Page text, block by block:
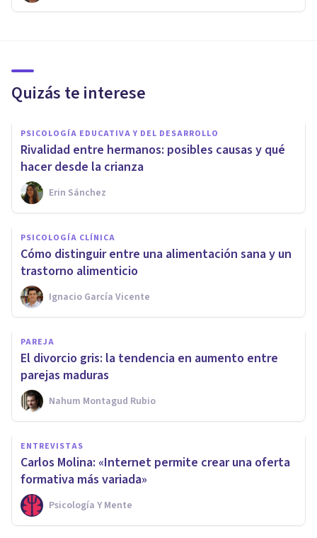
Quizás te interese
PSICOLOGÍA EDUCATIVA Y DEL DESARROLLO
Rivalidad entre hermanos: posibles causas y qué
hacer desde la crianza
Erin Sánchez
PSICOLOGÍA CLÍNICA
Cómo distinguir entre una alimentación sana y un
trastorno alimenticio
Ignacio García Vicente
PAREJA
El divorcio gris: la tendencia en aumento entre
parejas maduras
Nahum Montagud Rubio
ENTREVISTAS
Carlos Molina: «Internet permite crear una oferta
formativa más variada»
Psicología Y Mente